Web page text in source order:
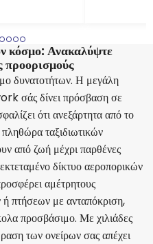
κόσμο: Ανακαλύψτε
προορισμούς
δυνατοτήτων. Η μεγάλη
σάς δίνει πρόσβαση σε
ότι ανεξάρτητα από το
ταξιδιωτικών
από ζωή μέχρι παρθένες
δίκτυο αεροπορικών
αμέτρητους
πτήσεων με ανταπόκριση,
προσβάσιμο. Με χιλιάδες
των ονείρων σας απέχει